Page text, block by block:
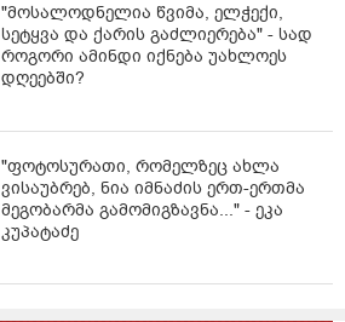
"მოსალოდნელია წვიმა, ელჭექი,
სეტყვა და ქარის გაძლიერება" - სად
როგორი ამინდი იქნება უახლოეს
დღეებში?
"ფოტოსურათი, რომელზეც ახლა
ვისაუბრებ, ნია იმნაძის ერთ-ერთმა
მეგობარმა გამომიგზავნა..." - ეკა
კუპატაძე